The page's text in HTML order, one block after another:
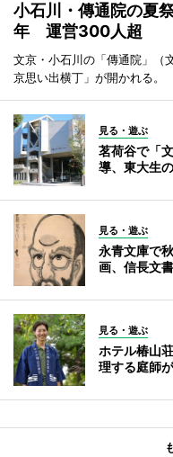
小石川・傳通院の夏
年 運営300人超
文京・小石川の「傳通院」（
京思い出横丁」が開かれる。
見る・遊ぶ
茗荷谷で「
導、東大生
見る・遊ぶ
永青文庫で
画、信長文
見る・遊ぶ
ホテル椿山
理する庭師